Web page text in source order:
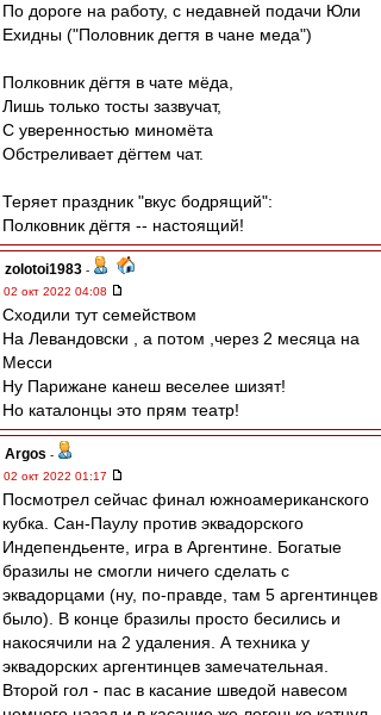
По дороге на работу, с недавней подачи Юли
Ехидны ("Половник дегтя в чане меда")
Полковник дёгтя в чате мёда,
Лишь только тосты зазвучат,
С уверенностью миномёта
Обстреливает дёгтем чат.
Теряет праздник "вкус бодрящий":
Полковник дёгтя -- настоящий!
zolotoi1983 -
02 окт 2022 04:08
Сходили тут семейством
На Левандовски , а потом ,через 2 месяца на
Месси
Ну Парижане канеш веселее шизят!
Но каталонцы это прям театр!
Argos -
02 окт 2022 01:17
Посмотрел сейчас финал южноамериканского
кубка. Сан-Паулу против эквадорского
Индепендьенте, игра в Аргентине. Богатые
бразилы не смогли ничего сделать с
эквадорцами (ну, по-правде, там 5 аргентинцев
было). В конце бразилы просто бесились и
накосячили на 2 удаления. А техника у
эквадорских аргентинцев замечательная.
Второй гол - пас в касание шведой навесом